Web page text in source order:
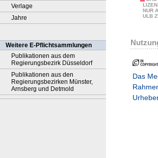
Verlage
Jahre
Weitere E-Pflichtsammlungen
Publikationen aus dem
Regierungsbezirk Düsseldorf
Publikationen aus den
Regierungsbezirken Münster,
Arnsberg und Detmold
NUR
ULB
Das